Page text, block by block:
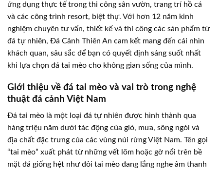
ứng dụng thực tế trong thi công sân vườn, trang trí hồ cá
và các công trình resort, biệt thự. Với hơn 12 năm kinh
nghiệm chuyên tư vấn, thiết kế và thi công các sản phẩm từ
đá tự nhiên, Đá Cảnh Thiên An cam kết mang đến cái nhìn
khách quan, sâu sắc để bạn có quyết định sáng suốt nhất
khi lựa chọn đá tai mèo cho không gian sống của mình.
Giới thiệu về đá tai mèo và vai trò trong nghệ
thuật đá cảnh Việt Nam
Đá tai mèo là một loại đá tự nhiên được hình thành qua
hàng triệu năm dưới tác động của gió, mưa, sông ngòi và
địa chất đặc trưng của các vùng núi rừng Việt Nam. Tên gọi
“tai mèo” xuất phát từ những vết lõm hoặc gờ nổi trên bề
mặt đá giống hệt như đôi tai mèo đang lắng nghe âm thanh